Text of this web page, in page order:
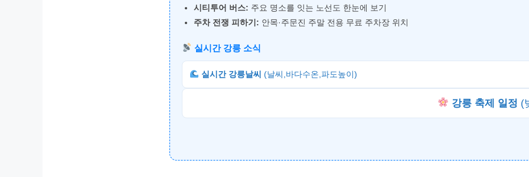
시티투어 버스: 주요 명소를 잇는 노선도 한눈에 보기
주차 전쟁 피하기: 안목·주문진 주말 전용 무료 주차장 위치
실시간 강릉 소식
실시간 강릉날씨 (날씨,바다수온,파도높이)
강릉 축제 일정 (